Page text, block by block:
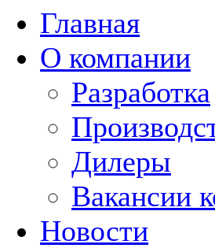
Главная
О компании
Разработка
Дилеры
Вакансии
Новости